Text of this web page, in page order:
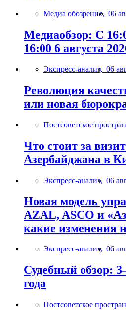
Медиа обозрение, 06
Медиаобзор: С
16:00 6 августа
Экспресс-анализ, 06
Революция
или новая
Постсоветское
Что стоит за
Азербайджана в
Экспресс-анализ, 06
Новая модель
AZAL, ASCO и
какие изменения
Экспресс-анализ, 06
Судебный обзор:
года
Постсоветское